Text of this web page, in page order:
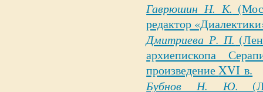
Гаврюшин Н. К.
редактор
Дмитриева Р. П.
архиепископа
произведениеXVI в.
Бубнов Н. Ю.